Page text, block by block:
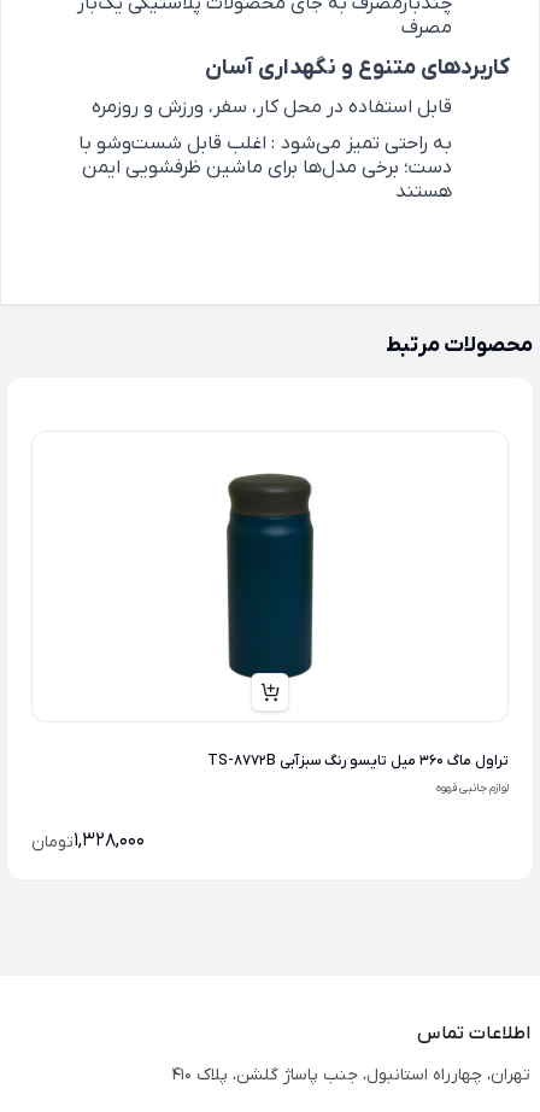
مصرف
کاربردهای متنوع و نگهداری آسان
قابل استفاده در محل کار، سفر، ورزش و روزمره
به ‌راحتی تمیز می‌شود : اغلب قابل شست‌وشو با
دست؛ برخی مدل‌ها برای ماشین ظرفشویی ایمن
هستند
محصولات مرتبط
تراول ماگ 360 میل تایسو رنگ سبزآبی TS-8772B
لوازم جانبی قهوه
1,328,000تومان
اطلاعات تماس
تهران، چهارراه استانبول، جنب پاساژ گلشن، پلاک 410